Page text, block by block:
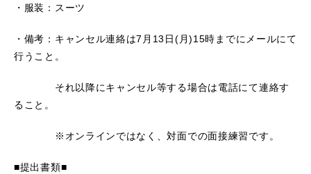
・服装：スーツ
・備考：キャンセル連絡は7月13日(月)15時までにメールにて
行うこと。
それ以降にキャンセル等する場合は電話にて連絡す
ること。
※オンラインではなく、対面での面接練習です。
■提出書類■